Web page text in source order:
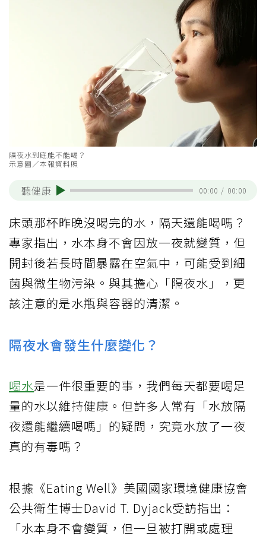
隔夜水到底能不能喝？
示意圖／本報資料照
聽健康 00:00 / 00:00
床頭那杯昨晚沒喝完的水，隔天還能喝嗎？
專家指出，水本身不會因放一夜就變質，但
開封後若長時間暴露在空氣中，可能受到細
菌與微生物污染。與其擔心「隔夜水」，更
該注意的是水瓶與容器的清潔。
隔夜水會發生什麼變化？
喝水是一件很重要的事，我們每天都要喝足
量的水以維持健康。但許多人常有「水放隔
夜還能繼續喝嗎」的疑問，究竟水放了一夜
真的有毒嗎？
根據《Eating Well》美國國家環境健康協會
公共衛生博士David T. Dyjack受訪指出：
「水本身不會變質，但一旦被打開或處理